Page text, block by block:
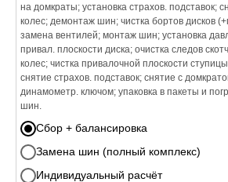
на домкраты; установка страхов. подставок;
колес; демонтаж шин; чистка бортов дисков
замена вентилей; монтаж шин; установка
привал. плоскости диска; очистка следов
колес; чистка привалочной плоскости
снятие страхов. подставок; снятие с
динамометр. ключом; упаковка в пакеты и
шин.
Сбор + балансировка
Замена шин (полный комплекс)
Индивидуальный расчёт